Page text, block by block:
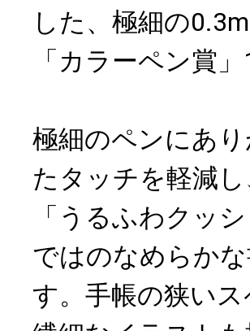
した、極細の
「カラーペン賞
極細のペンにあ
たタッチを軽減
「うるふわクッ
ではのなめらか
す。手帳の狭い